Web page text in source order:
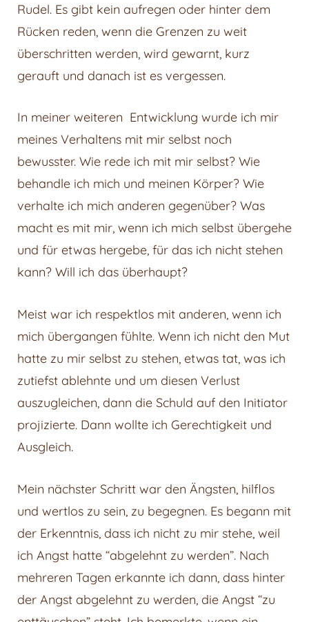
Rudel. Es gibt kein aufregen oder hinter dem
Rücken reden, wenn die Grenzen zu weit
überschritten werden, wird gewarnt, kurz
gerauft und danach ist es vergessen.
In meiner weiteren Entwicklung wurde ich mir
meines Verhaltens mit mir selbst noch
bewusster. Wie rede ich mit mir selbst? Wie
behandle ich mich und meinen Körper? Wie
verhalte ich mich anderen gegenüber? Was
macht es mit mir, wenn ich mich selbst übergehe
und für etwas hergebe, für das ich nicht stehen
kann? Will ich das überhaupt?
Meist war ich respektlos mit anderen, wenn ich
mich übergangen fühlte. Wenn ich nicht den Mut
hatte zu mir selbst zu stehen, etwas tat, was ich
zutiefst ablehnte und um diesen Verlust
auszugleichen, dann die Schuld auf den Initiator
projizierte. Dann wollte ich Gerechtigkeit und
Ausgleich.
Mein nächster Schritt war den Ängsten, hilflos
und wertlos zu sein, zu begegnen. Es begann mit
der Erkenntnis, dass ich nicht zu mir stehe, weil
ich Angst hatte “abgelehnt zu werden”. Nach
mehreren Tagen erkannte ich dann, dass hinter
der Angst abgelehnt zu werden, die Angst “zu